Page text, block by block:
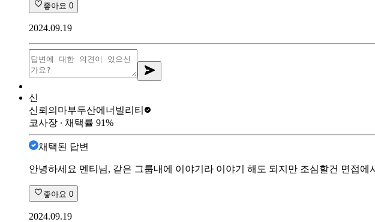
좋아요 0
2024.09.19
신
신뢰의마부두산에너빌리티
코사장 ∙ 채택률 91%
채택된 답변
안녕하세요 멘티님, 같은 그룹내에 이야기라 이야기 해도 되지만 조심할건 면접
좋아요 0
2024.09.19